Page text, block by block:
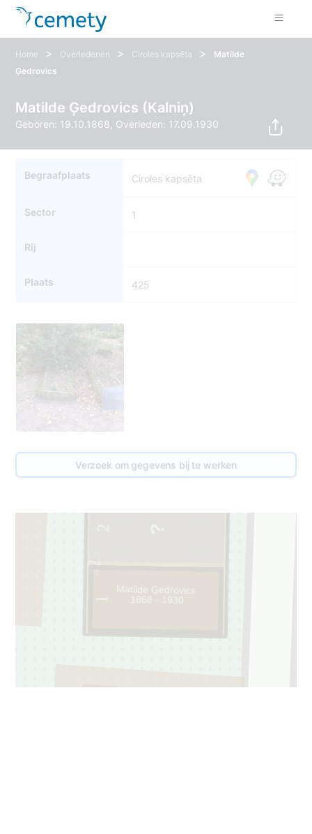
Home > Overledenen > Ciroles kapsēta >
Matilde
Ģedrovics
Matilde Ģedrovics (Kalniņ)
Geboren: 19.10.1868, Overleden: 17.09.1930
Begraafplaats Ciroles kapsēta
Sector 1
Rij
Plaats 425
Verzoek om gegevens bij te werken
425
1
Matilde Ģedrovics
1868 - 1930